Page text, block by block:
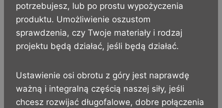
potrzebujesz, lub po prostu wypożyczenia
produktu. Umożliwienie oszustom
sprawdzenia, czy Twoje materiały i rodzaj
projektu będą działać, jeśli będą działać.
Ustawienie osi obrotu z góry jest naprawdę
ważną i integralną częścią naszej siły, jeśli
chcesz rozwijać długofalowe, dobre połączenia